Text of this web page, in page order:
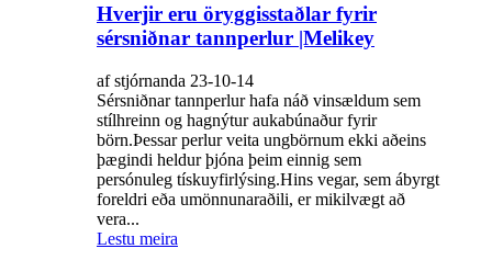
Hverjir eru öryggisstaðlar fyrir
sérsniðnar tannperlur |Melikey
af stjórnanda 23-10-14
Sérsniðnar tannperlur hafa náð vinsældum sem
stílhreinn og hagnýtur aukabúnaður fyrir
börn.Þessar perlur veita ungbörnum ekki aðeins
þægindi heldur þjóna þeim einnig sem
persónuleg tískuyfirlýsing.Hins vegar, sem ábyrgt
foreldri eða umönnunaraðili, er mikilvægt að
vera...
Lestu meira